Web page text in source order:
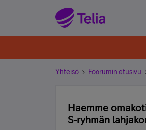
Yhteisö Foorumin etusivu
Haemme
S-ryhmän